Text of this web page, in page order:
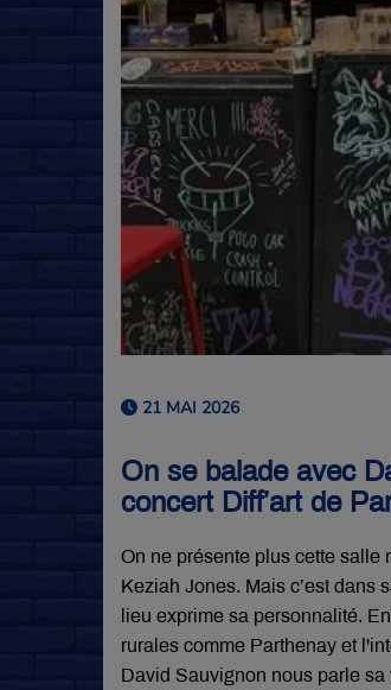
21 MAI 2026
On se balade avec
concert Diff’art de
On ne présente plus cette salle
Keziah Jones. Mais c’est dans
lieu exprime sa personnalité.
rurales comme Parthenay et
David Sauvignon nous parle